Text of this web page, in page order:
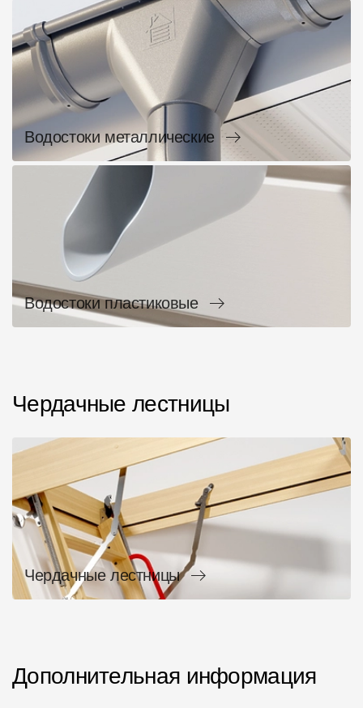
Водостоки металлические
Водостоки пластиковые
Чердачные лестницы
Чердачные лестницы
Дополнительная информация